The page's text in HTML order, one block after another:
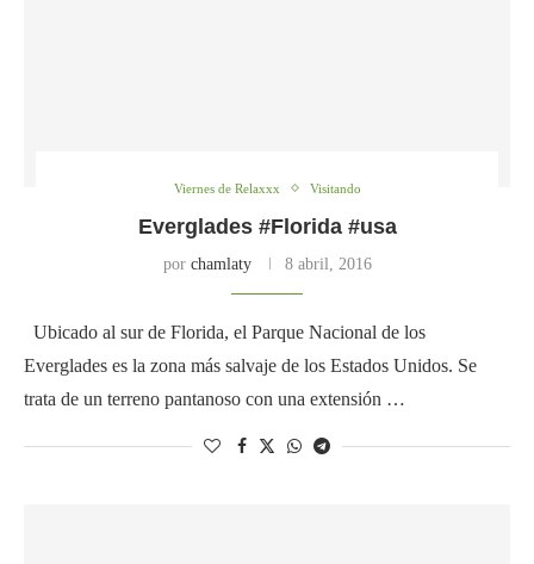
Viernes de Relaxxx Visitando
Everglades #Florida #usa
por chamlaty 8 abril, 2016
Ubicado al sur de Florida, el Parque Nacional de los
Everglades es la zona más salvaje de los Estados Unidos. Se
trata de un terreno pantanoso con una extensión …